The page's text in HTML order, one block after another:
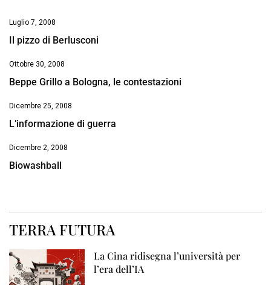
Luglio 7, 2008
Il pizzo di Berlusconi
Ottobre 30, 2008
Beppe Grillo a Bologna, le contestazioni
Dicembre 25, 2008
L’informazione di guerra
Dicembre 2, 2008
Biowashball
TERRA FUTURA
La Cina ridisegna l’università per
l’era dell’IA